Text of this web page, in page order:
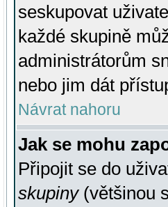
seskupovat
každé skupině
administrátorům
nebo jim dát
Návrat nahoru
Jak se mohu
Připojit se do
skupiny(většinou